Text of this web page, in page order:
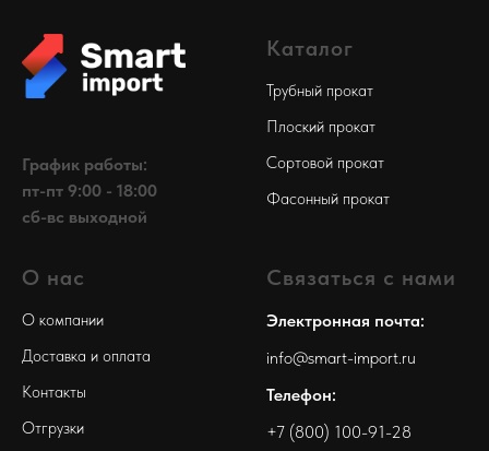
График работы:
пт-пт 9:00 - 18:00
сб-вс выходной
Каталог
Трубный прокат
Плоский прокат
Сортовой прокат
Фасонный прокат
О нас
О компании
Доставка и оплата
Контакты
Отгрузки
Связаться с нами
Электронная почта:
info@smart-import.ru
Телефон:
+7 (800) 100-91-28